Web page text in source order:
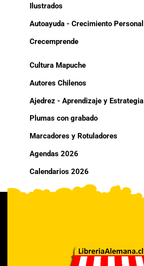
Ilustrados
Autoayuda - Crecimiento Personal
Crecemprende
Cultura Mapuche
Autores Chilenos
Ajedrez - Aprendizaje y Estrategia
Plumas con grabado
Marcadores y Rotuladores
Agendas 2026
Calendarios 2026